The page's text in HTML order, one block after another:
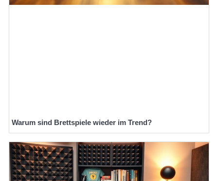
Warum sind Brettspiele wieder im Trend?